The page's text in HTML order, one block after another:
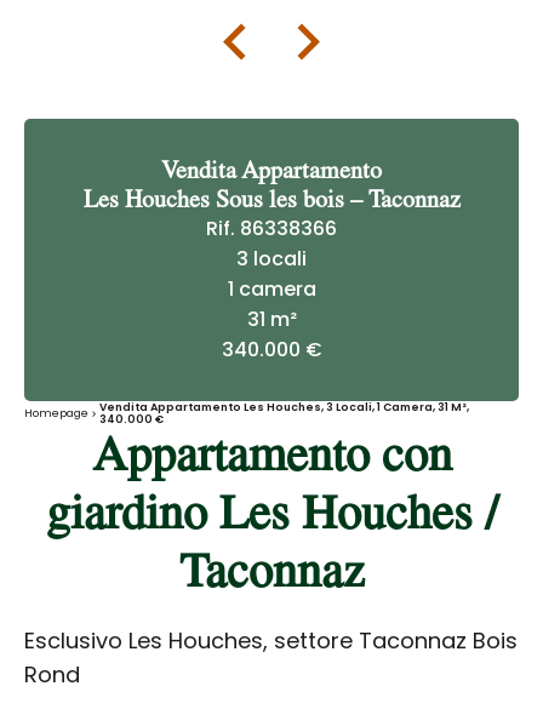
Vendita Appartamento
Les Houches Sous les bois – Taconnaz
Rif. 86338366
3 locali
1 camera
31 m²
340.000 €
Homepage
Vendita Appartamento Les Houches, 3 Locali, 1 Camera, 31 M²,
340.000 €
Appartamento con
giardino Les Houches /
Taconnaz
Esclusivo Les Houches, settore Taconnaz Bois
Rond